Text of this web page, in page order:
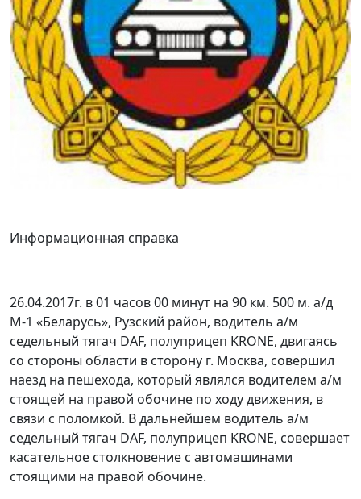
Информационная справка
26.04.2017г. в 01 часов 00 минут на 90 км. 500 м. а/д
М-1 «Беларусь», Рузский район, водитель а/м
седельный тягач DAF, полуприцеп KRONE, двигаясь
со стороны области в сторону г. Москва, совершил
наезд на пешехода, который являлся водителем а/м
стоящей на правой обочине по ходу движения, в
связи с поломкой. В дальнейшем водитель а/м
седельный тягач DAF, полуприцеп KRONE, совершает
касательное столкновение с автомашинами
стоящими на правой обочине.